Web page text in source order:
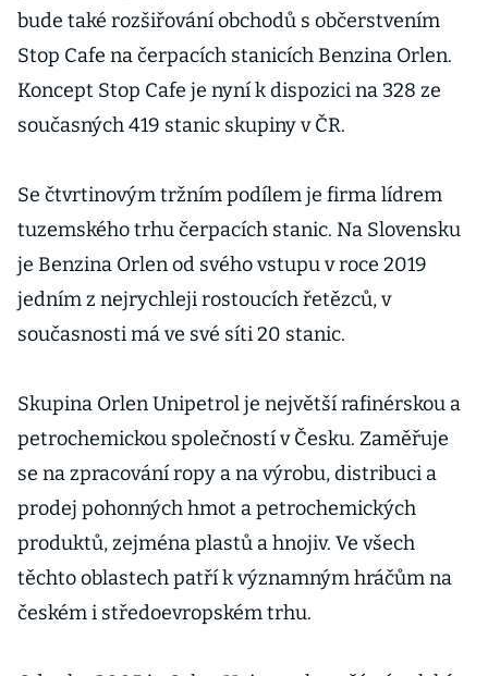
bude také rozšiřování obchodů s občerstvením
Stop Cafe na čerpacích stanicích Benzina Orlen.
Koncept Stop Cafe je nyní k dispozici na 328 ze
současných 419 stanic skupiny v ČR.
Se čtvrtinovým tržním podílem je firma lídrem
tuzemského trhu čerpacích stanic. Na Slovensku
je Benzina Orlen od svého vstupu v roce 2019
jedním z nejrychleji rostoucích řetězců, v
současnosti má ve své síti 20 stanic.
Skupina Orlen Unipetrol je největší rafinérskou a
petrochemickou společností v Česku. Zaměřuje
se na zpracování ropy a na výrobu, distribuci a
prodej pohonných hmot a petrochemických
produktů, zejména plastů a hnojiv. Ve všech
těchto oblastech patří k významným hráčům na
českém i středoevropském trhu.